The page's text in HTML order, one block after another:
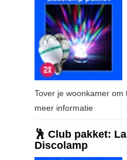
Tover je woonkamer om
meer informatie
🕺 Club pakket:
Discolamp